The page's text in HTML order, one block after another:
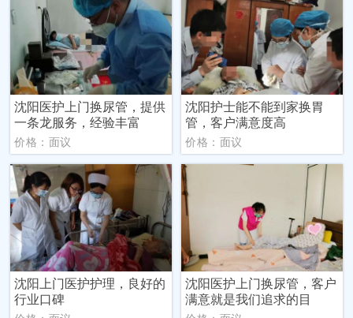
沈阳医护上门换尿管，提供
一条龙服务，经验丰富
价格：面议
沈阳护士能不能到家换胃
管，客户满意度高
价格：面议
沈阳上门医护护理，良好的
行业口碑
沈阳医护上门换尿管，客户
满意就是我们追求的目